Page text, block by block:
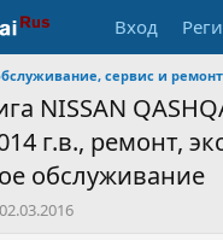
Вход
сервис и ремонт
NISSAN
г.в., ремонт,
обслуживание
Д
02.03.2016